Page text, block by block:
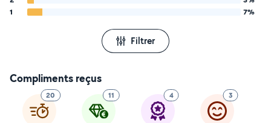
1
7%
Filtrer
Compliments reçus
20 11 4 3